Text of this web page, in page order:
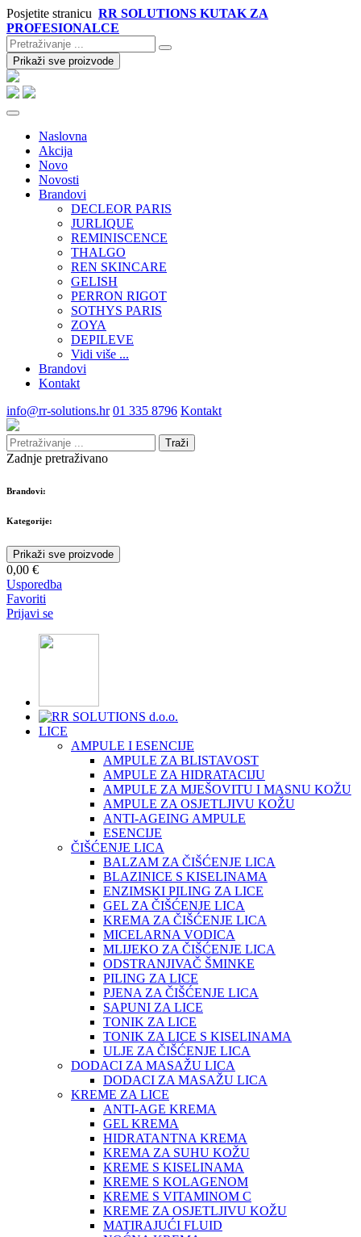
Posjetite stranicu RR SOLUTIONS KUTAK ZA
PROFESIONALCE
Prikaži sve proizvode
Naslovna
Akcija
Novo
Novosti
Brandovi
DECLEOR PARIS
JURLIQUE
REMINISCENCE
THALGO
REN SKINCARE
GELISH
PERRON RIGOT
SOTHYS PARIS
ZOYA
DEPILEVE
Vidi više ...
Brandovi
Kontakt
info@rr-solutions.hr 01 335 8796 Kontakt
Traži
Zadnje pretraživano
Brandovi:
Kategorije:
Prikaži sve proizvode
0,00 €
Usporedba
Favoriti
Prijavi se
LICE
AMPULE I ESENCIJE
AMPULE ZA BLISTAVOST
AMPULE ZA HIDRATACIJU
AMPULE ZA MJEŠOVITU I MASNU KOŽU
AMPULE ZA OSJETLJIVU KOŽU
ANTI-AGEING AMPULE
ESENCIJE
ČIŠĆENJE LICA
BALZAM ZA ČIŠĆENJE LICA
BLAZINICE S KISELINAMA
ENZIMSKI PILING ZA LICE
GEL ZA ČIŠĆENJE LICA
KREMA ZA ČIŠĆENJE LICA
MICELARNA VODICA
MLIJEKO ZA ČIŠĆENJE LICA
ODSTRANJIVAČ ŠMINKE
PILING ZA LICE
PJENA ZA ČIŠĆENJE LICA
SAPUNI ZA LICE
TONIK ZA LICE
TONIK ZA LICE S KISELINAMA
ULJE ZA ČIŠĆENJE LICA
DODACI ZA MASAŽU LICA
DODACI ZA MASAŽU LICA
KREME ZA LICE
ANTI-AGE KREMA
GEL KREMA
HIDRATANTNA KREMA
KREMA ZA SUHU KOŽU
KREME S KISELINAMA
KREME S KOLAGENOM
KREME S VITAMINOM C
KREME ZA OSJETLJIVU KOŽU
MATIRAJUĆI FLUID